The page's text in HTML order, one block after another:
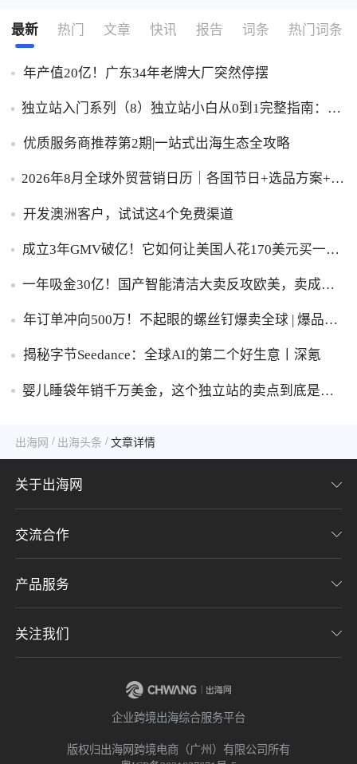
最新 热门 文章 快讯 报告 词条 热门词条
年产值20亿！广东34年老牌大厂突然停摆
独立站入门系列（8）独立站小白从0到1完整指南：建
优质服务商推荐第2期|一站式出海生态全攻略
2026年8月全球外贸营销日历｜各国节日+选品方案+实
开发澳洲客户，试试这4个免费渠道
成立3年GMV破亿！它如何让美国人花170美元买一台
一年吸金30亿！国产智能清洁大卖反攻欧美，卖成全
年订单冲向500万！不起眼的螺丝钉爆卖全球 | 爆品洞
揭秘字节Seedance：全球AI的第二个好生意丨深氪
婴儿睡袋年销千万美金，这个独立站的卖点到底是什
出海网 / 出海头条 / 文章详情
关于出海网
关于我们
加入我们
隐私协议
交流合作
联系我们
意见反馈
产品服务
CHWE全球跨境电商展
关注我们
企业跨境出海综合服务平台
版权归出海网跨境电商（广州）有限公司所有